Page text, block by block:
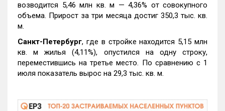
возводится 5,46 млн кв. м — 4,36% от совокупного
объема. Прирост за три месяца достиг 350,3 тыс. кв.
м.
Санкт-Петербург, где в стройке находится 5,15 млн
кв. м жилья (4,11%), опустился на одну строку,
переместившись на третье место. По сравнению с 1
июля показатель вырос на 29,3 тыс. кв. м.